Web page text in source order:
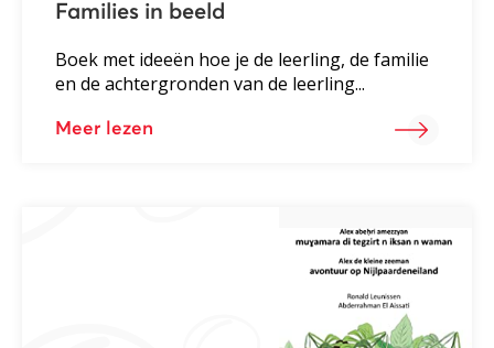
Families in beeld
Boek met ideeën hoe je de leerling, de familie
en de achtergronden van de leerling...
Meer lezen